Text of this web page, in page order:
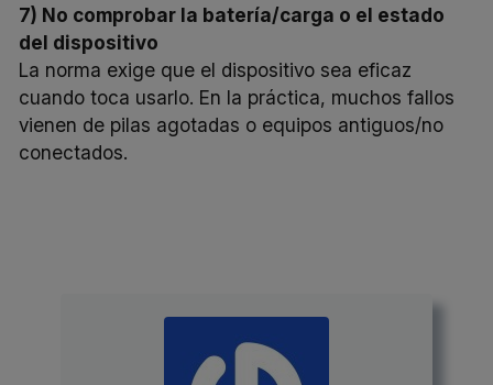
7) No comprobar la batería/carga o el estado
del dispositivo
La norma exige que el dispositivo sea eficaz
cuando toca usarlo. En la práctica, muchos fallos
vienen de pilas agotadas o equipos antiguos/no
conectados.